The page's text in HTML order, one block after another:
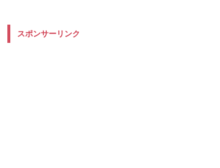
スポンサーリンク